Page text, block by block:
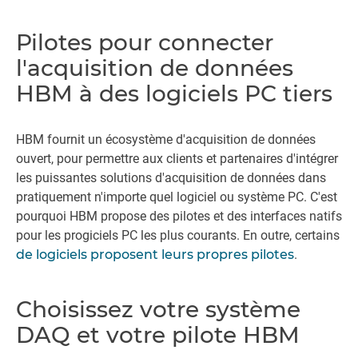
Pilotes pour connecter
l'acquisition de données
HBM à des logiciels PC tiers
HBM fournit un écosystème d'acquisition de données
ouvert, pour permettre aux clients et partenaires d'intégrer
les puissantes solutions d'acquisition de données dans
pratiquement n'importe quel logiciel ou système PC. C'est
pourquoi HBM propose des pilotes et des interfaces natifs
pour les progiciels PC les plus courants. En outre, certains
de logiciels proposent leurs propres pilotes.
Choisissez votre système
DAQ et votre pilote HBM